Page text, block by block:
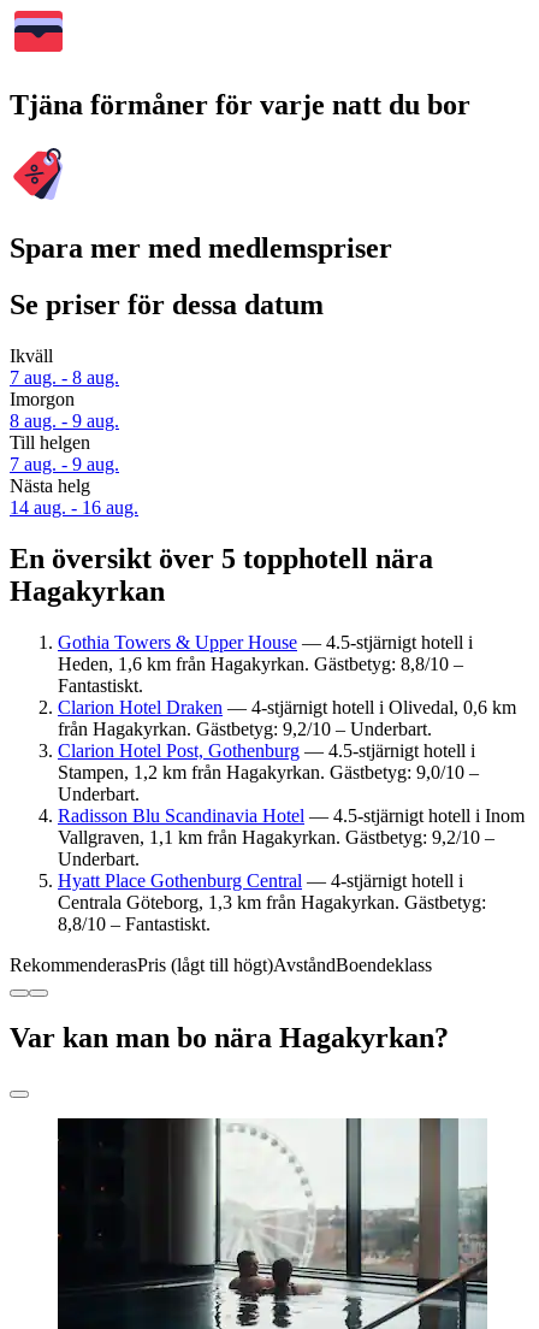
Tjäna förmåner för varje natt du bor
Spara mer med medlemspriser
Se priser för dessa datum
Ikväll
7 aug. - 8 aug.
Imorgon
8 aug. - 9 aug.
Till helgen
7 aug. - 9 aug.
Nästa helg
14 aug. - 16 aug.
En översikt över 5 topphotell nära
Hagakyrkan
Gothia Towers & Upper House — 4.5-stjärnigt hotell i
Heden, 1,6 km från Hagakyrkan. Gästbetyg: 8,8/10 –
Fantastiskt.
Clarion Hotel Draken — 4-stjärnigt hotell i Olivedal, 0,6 km
från Hagakyrkan. Gästbetyg: 9,2/10 – Underbart.
Clarion Hotel Post, Gothenburg — 4.5-stjärnigt hotell i
Stampen, 1,2 km från Hagakyrkan. Gästbetyg: 9,0/10 –
Underbart.
Radisson Blu Scandinavia Hotel — 4.5-stjärnigt hotell i Inom
Vallgraven, 1,1 km från Hagakyrkan. Gästbetyg: 9,2/10 –
Underbart.
Hyatt Place Gothenburg Central — 4-stjärnigt hotell i
Centrala Göteborg, 1,3 km från Hagakyrkan. Gästbetyg:
8,8/10 – Fantastiskt.
RekommenderasPris (lågt till högt)AvståndBoendeklass
Var kan man bo nära Hagakyrkan?